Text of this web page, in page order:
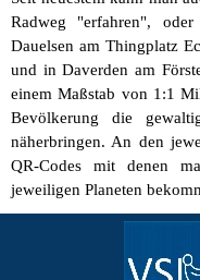
Radweg "erfahren",
Dauelsen am Thingplatz
und in Daverden am
einem Maßstab von 1:1
Bevölkerung die
näherbringen. An den
QR-Codes mit denen
jeweiligen Planeten